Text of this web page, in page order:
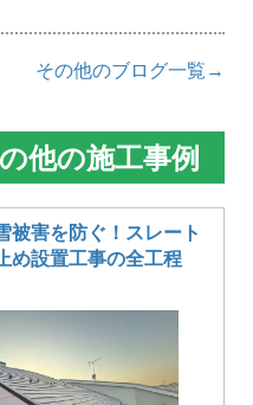
その他のブログ一覧→
他の施工事例
被害を防ぐ！スレート
め設置工事の全工程